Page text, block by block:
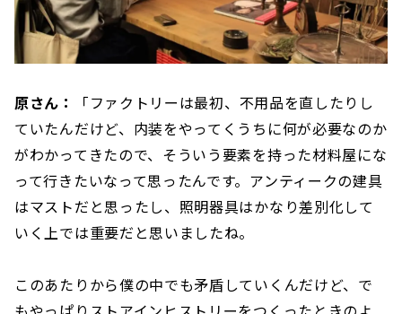
原さん：
「ファクトリーは最初、不用品を直したりし
ていたんだけど、内装をやってくうちに何が必要なのか
がわかってきたので、そういう要素を持った材料屋にな
って行きたいなって思ったんです。アンティークの建具
はマストだと思ったし、照明器具はかなり差別化して
いく上では重要だと思いましたね。
このあたりから僕の中でも矛盾していくんだけど、で